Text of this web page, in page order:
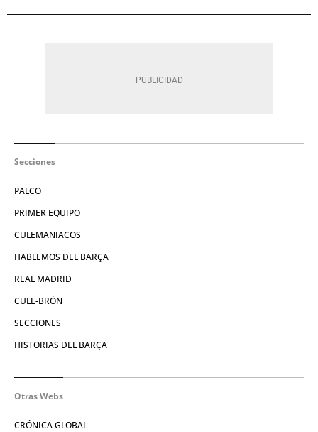
Secciones
PALCO
PRIMER EQUIPO
CULEMANIACOS
HABLEMOS DEL BARÇA
REAL MADRID
CULE-BRÓN
SECCIONES
HISTORIAS DEL BARÇA
Otras Webs
CRÓNICA GLOBAL